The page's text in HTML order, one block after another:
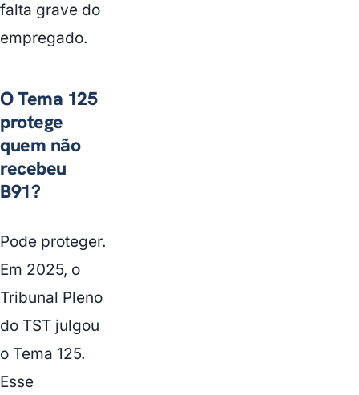
falta grave do
empregado.
O Tema 125
protege
quem não
recebeu
B91?
Pode proteger.
Em 2025, o
Tribunal Pleno
do TST julgou
o Tema 125.
Esse